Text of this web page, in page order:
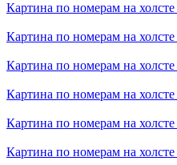
Картина по номерам на холсте
Картина по номерам на холсте
Картина по номерам на холсте
Картина по номерам на холсте
Картина по номерам на холсте
Картина по номерам на холсте